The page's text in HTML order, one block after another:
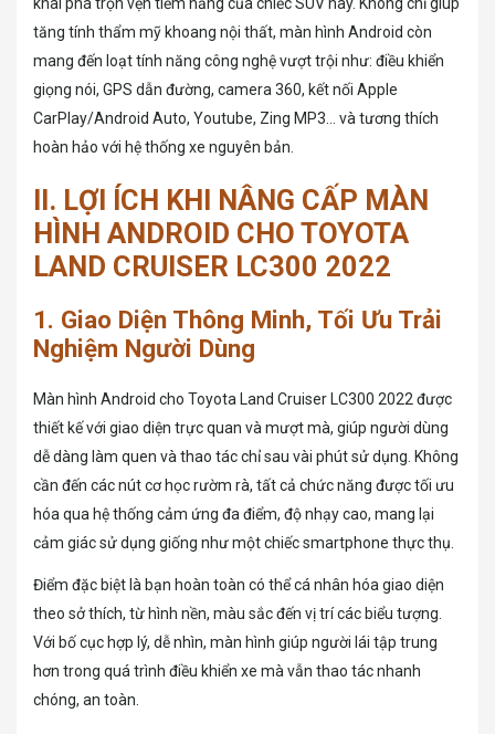
tăng tính thẩm mỹ khoang nội thất, màn hình Android còn
mang đến loạt tính năng công nghệ vượt trội như: điều khiển
giọng nói, GPS dẫn đường, camera 360, kết nối Apple
CarPlay/Android Auto, Youtube, Zing MP3… và tương thích
hoàn hảo với hệ thống xe nguyên bản.
II. LỢI ÍCH KHI NÂNG CẤP MÀN
HÌNH ANDROID CHO TOYOTA
LAND CRUISER LC300 2022
1. Giao Diện Thông Minh, Tối Ưu Trải
Nghiệm Người Dùng
Màn hình Android cho Toyota Land Cruiser LC300 2022 được
thiết kế với giao diện trực quan và mượt mà, giúp người dùng
dễ dàng làm quen và thao tác chỉ sau vài phút sử dụng. Không
cần đến các nút cơ học rườm rà, tất cả chức năng được tối ưu
hóa qua hệ thống cảm ứng đa điểm, độ nhạy cao, mang lại
cảm giác sử dụng giống như một chiếc smartphone thực thụ.
Điểm đặc biệt là bạn hoàn toàn có thể cá nhân hóa giao diện
theo sở thích, từ hình nền, màu sắc đến vị trí các biểu tượng.
Với bố cục hợp lý, dễ nhìn, màn hình giúp người lái tập trung
hơn trong quá trình điều khiển xe mà vẫn thao tác nhanh
chóng, an toàn.